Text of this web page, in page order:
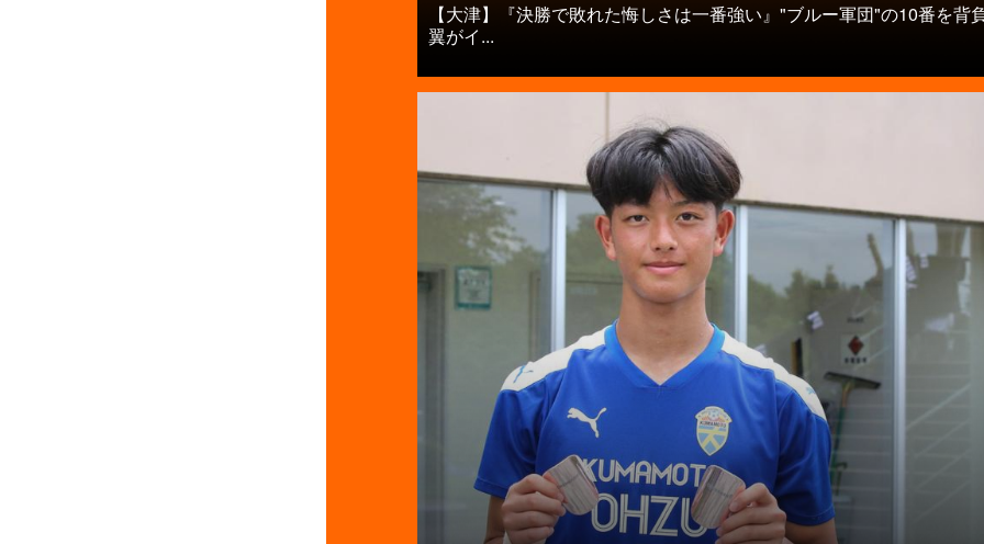
【大津】『決勝で敗れた悔しさは一番強い』"ブルー軍団"の10番を背
翼がイ...